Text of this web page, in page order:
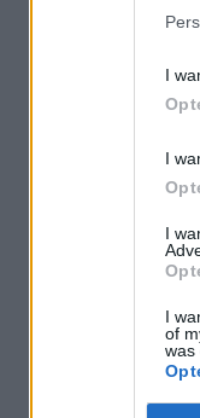
I
I
I
I
of
was